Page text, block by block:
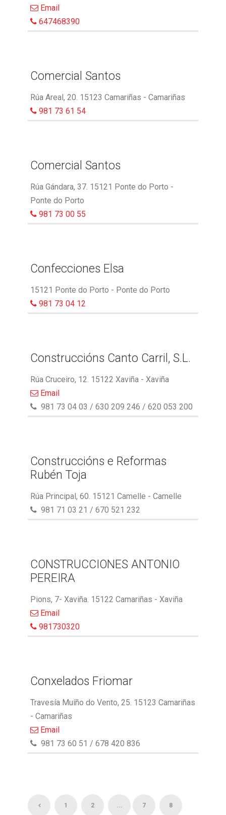
Email
647468390
Comercial Santos
Rúa Areal, 20. 15123 Camariñas - Camariñas
981 73 61 54
Comercial Santos
Rúa Gándara, 37. 15121 Ponte do Porto -
Ponte do Porto
981 73 00 55
Confecciones Elsa
15121 Ponte do Porto - Ponte do Porto
981 73 04 12
Construccións Canto Carril, S.L.
Rúa Cruceiro, 12. 15122 Xaviña - Xaviña
Email
981 73 04 03 / 630 209 246 / 620 053 200
Construccións e Reformas
Rubén Toja
Rúa Principal, 60. 15121 Camelle - Camelle
981 71 03 21 / 670 521 232
CONSTRUCCIONES ANTONIO
PEREIRA
Pions, 7- Xaviña. 15122 Camariñas - Xaviña
Email
981730320
Conxelados Friomar
Travesía Muíño do Vento, 25. 15123 Camariñas
- Camariñas
Email
981 73 60 51 / 678 420 836
1 2 ... 7 8